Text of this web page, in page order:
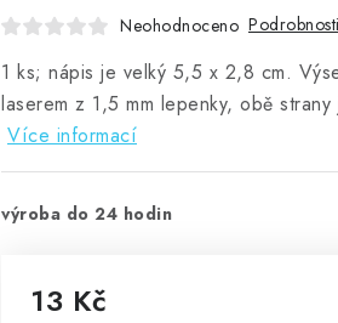
Neohodnoceno
1 ks; nápis je velký 5,5 x 2,8 cm.
laserem z 1,5 mm lepenky, obě strany
Více informací
výroba do 24 hodin
13 Kč